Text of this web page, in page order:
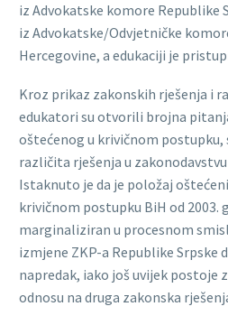
iz Advokatske komore Republike
iz Advokatske/Odvjetničke
Hercegovine, a edukaciji je
Kroz prikaz zakonskih rješenja i
edukatori su otvorili brojna
oštećenog u krivičnom
različita rješenja u
Istaknuto je da je položaj
krivičnom postupku BiH od 2003.
marginaliziran u procesnom
izmjene ZKP-a Republike Srpske
napredak, iako još uvijek postoje
odnosu na druga zakonska